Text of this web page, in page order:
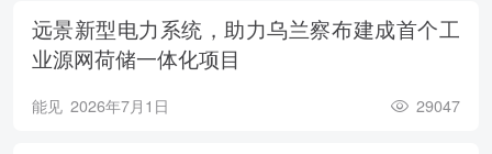
远景新型电力系统，助力乌兰察布建成首个工
业源网荷储一体化项目
能见 2026年7月1日 29047